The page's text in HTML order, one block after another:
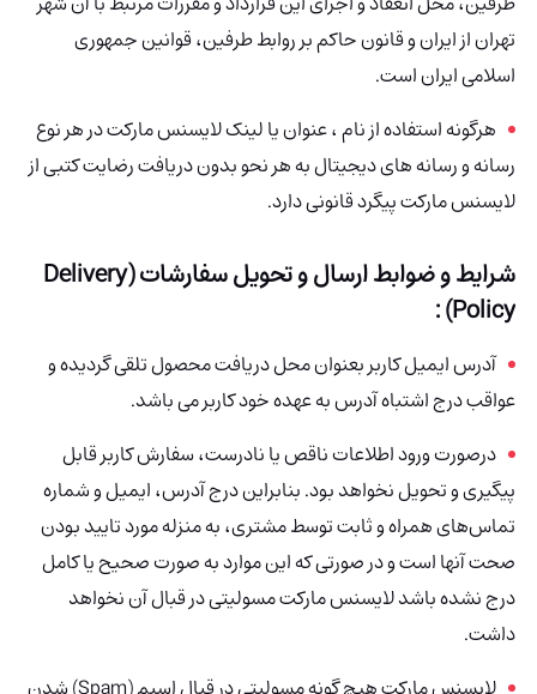
تهران از ایران و قانون حاکم بر روابط طرفین، قوانین جمهوری
اسلامی ایران است.
هرگونه استفاده از نام ، عنوان یا لینک لایسنس مارکت در هر نوع
رسانه و رسانه های دیجیتال به هر نحو بدون دریافت رضایت کتبی از
لایسنس مارکت پیگرد قانونی دارد.
شرایط و ضوابط ارسال و
تحویل سفارشات (Delivery
Policy) :
آدرس ایمیل کاربر بعنوان محل دریافت محصول تلقی گردیده و
عواقب درج اشتباه آدرس به عهده خود کاربر می باشد.
درصورت ورود اطلاعات ناقص یا نادرست، سفارش کاربر قابل
پیگیری و تحویل نخواهد بود. بنابراین درج آدرس، ایمیل و شماره
تماس‌های همراه و ثابت توسط مشتری، به منزله مورد تایید بودن
صحت آنها است و در صورتی که این موارد به صورت صحیح یا کامل
درج نشده باشد لایسنس مارکت مسولیتی در قبال آن نخواهد
داشت.